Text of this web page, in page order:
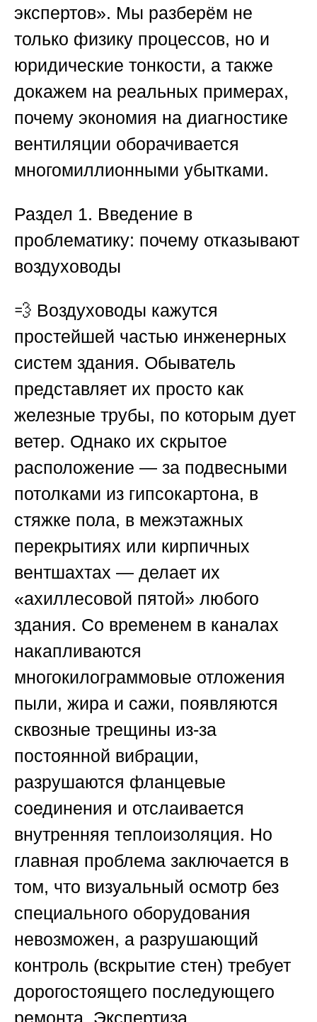
экспертов». Мы разберём не
только физику процессов, но и
юридические тонкости, а также
докажем на реальных примерах,
почему экономия на диагностике
вентиляции оборачивается
многомиллионными убытками.
Раздел 1. Введение в
проблематику: почему отказывают
воздуховоды
💨 Воздуховоды кажутся
простейшей частью инженерных
систем здания. Обыватель
представляет их просто как
железные трубы, по которым дует
ветер. Однако их скрытое
расположение — за подвесными
потолками из гипсокартона, в
стяжке пола, в межэтажных
перекрытиях или кирпичных
вентшахтах — делает их
«ахиллесовой пятой» любого
здания. Со временем в каналах
накапливаются
многокилограммовые отложения
пыли, жира и сажи, появляются
сквозные трещины из-за
постоянной вибрации,
разрушаются фланцевые
соединения и отслаивается
внутренняя теплоизоляция. Но
главная проблема заключается в
том, что визуальный осмотр без
специального оборудования
невозможен, а разрушающий
контроль (вскрытие стен) требует
дорогостоящего последующего
ремонта. Экспертиза,